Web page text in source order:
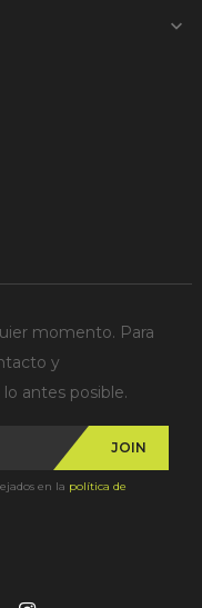

momento. Para
y
antes posible.
JOIN
en la política de